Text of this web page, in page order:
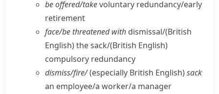
be offered/​takevoluntary redundancy/​early
retirement
face/​be threatened with dismissal/(British
English)the sack/(British English)
compulsory redundancy
dismiss/​fire/(especially British English)sack
an employee/​a worker/​a manager